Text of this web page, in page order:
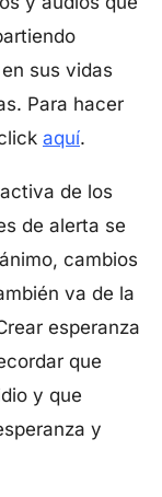
sus vidas
Para hacer
aquí.
de los
de alerta se
cambios
va de la
esperanza
que
y que
y